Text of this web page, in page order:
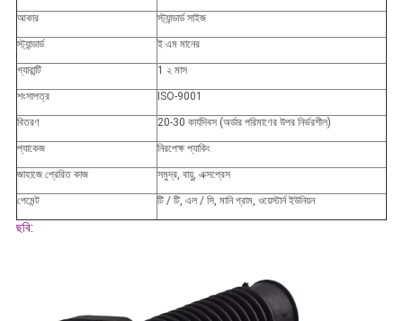
আকার স্ট্যান্ডার্ড সাইজ
স্ট্যান্ডার্ড ই এম মানের
গ্যারান্টি 1 ২ মাস
শংসাপত্র ISO-9001
বিতরণ 20-30 কার্যদিবস (অর্ডার পরিমাণের উপর নির্ভরশীল)
প্যাকেজ নিরপেক্ষ প্যাকিং
জাহাজে প্রেরিত কাজ সমুদ্র, বায়ু, এক্সপ্রেস
পেমেন্ট টি / টি, এল / সি, মানি গ্রাম, ওয়েস্টার্ন ইউনিয়ন
ছবি: